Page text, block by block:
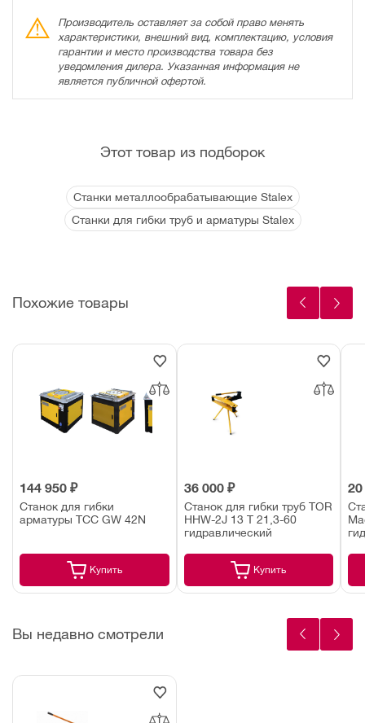
Производитель оставляет за собой право менять
характеристики, внешний вид, комплектацию, условия
гарантии и место производства товара без
уведомления дилера. Указанная информация не
является публичной офертой.
Этот товар из подборок
Станки металлообрабатывающие Stalex
Станки для гибки труб и арматуры Stalex
Похожие товары
144 950 ₽
Станок для гибки
арматуры ТСС GW 42N
Купить
36 000 ₽
Станок для гибки труб TOR
HHW-2J 13 Т 21,3-60
гидравлический
Купить
20
Вы недавно смотрели